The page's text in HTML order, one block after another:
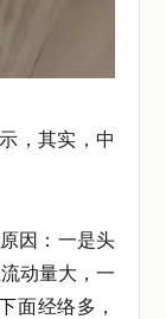
，其实，中
因：一是头
动量大，一
面经络多，